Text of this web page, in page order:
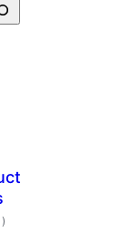
कुल
रेटिङ्गहरू
)